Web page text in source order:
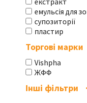
емульсія для
супозиторії
пластир
Торгові марки
Vishpha
ЖФФ
Інші фільтри